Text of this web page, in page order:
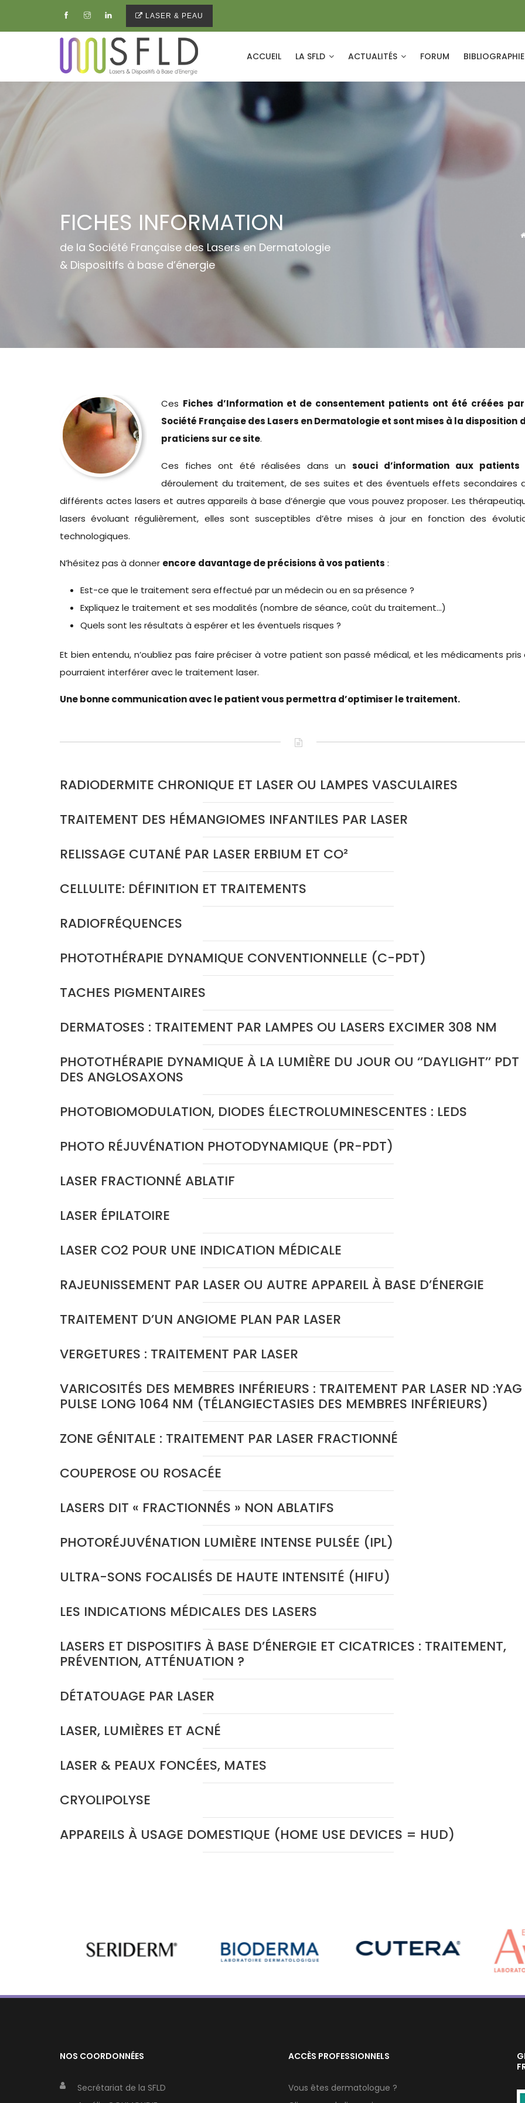
LASER & PEAU
ACCUEIL LA SFLD ACTUALITÉS FORUM
FICHES INFORMATION
de la Société Française des Lasers en Dermatologie
& Dispositifs à base d’énergie
Ces Fiches d’Information et de consentement patients ont été créées
Société Française des Lasers en Dermatologie et sont mises à la disposition
praticiens sur ce site.
Ces fiches ont été réalisées dans unsouci d’information aux patients
déroulement du traitement, de ses suites et des éventuels effets secondaires
différents actes lasers et autres appareils à base d’énergie que vous pouvez proposer. Les
lasers évoluant régulièrement, elles sont susceptibles d’être mises à jour en fonction des
technologiques.
N’hésitez pas à donner encore davantage de précisions à vos patients :
Est-ce que le traitement sera effectué par un médecin ou en sa présence ?
Expliquez le traitement et ses modalités (nombre de séance, coût du traitement…)
Quels sont les résultats à espérer et les éventuels risques ?
Et bien entendu, n’oubliez pas faire préciser à votre patient son passé médical, et les médicaments pris
pourraient interférer avec le traitement laser.
Une bonne communication avec le patient vous permettra d’optimiser le traitement.
RADIODERMITE CHRONIQUE ET LASER OU LAMPES VASCULAIRES
TRAITEMENT DES HÉMANGIOMES INFANTILES PAR LASER
RELISSAGE CUTANÉ PAR LASER ERBIUM ET CO²
CELLULITE: DÉFINITION ET TRAITEMENTS
RADIOFRÉQUENCES
PHOTOTHÉRAPIE DYNAMIQUE CONVENTIONNELLE (C-PDT)
TACHES PIGMENTAIRES
DERMATOSES : TRAITEMENT PAR LAMPES OU LASERS EXCIMER 308 NM
PHOTOTHÉRAPIE DYNAMIQUE À LA LUMIÈRE DU JOUR OU ‘’DAYLIGHT’’ PDT
DES ANGLOSAXONS
PHOTOBIOMODULATION, DIODES ÉLECTROLUMINESCENTES : LEDS
PHOTO RÉJUVÉNATION PHOTODYNAMIQUE (PR-PDT)
LASER FRACTIONNÉ ABLATIF
LASER ÉPILATOIRE
LASER CO2 POUR UNE INDICATION MÉDICALE
RAJEUNISSEMENT PAR LASER OU AUTRE APPAREIL À BASE D’ÉNERGIE
TRAITEMENT D’UN ANGIOME PLAN PAR LASER
VERGETURES : TRAITEMENT PAR LASER
VARICOSITÉS DES MEMBRES INFÉRIEURS : TRAITEMENT PAR LASER ND :YAG
PULSE LONG 1064 NM (TÉLANGIECTASIES DES MEMBRES INFÉRIEURS)
ZONE GÉNITALE : TRAITEMENT PAR LASER FRACTIONNÉ
COUPEROSE OU ROSACÉE
LASERS DIT « FRACTIONNÉS » NON ABLATIFS
PHOTORÉJUVÉNATION LUMIÈRE INTENSE PULSÉE (IPL)
ULTRA-SONS FOCALISÉS DE HAUTE INTENSITÉ (HIFU)
LES INDICATIONS MÉDICALES DES LASERS
LASERS ET DISPOSITIFS À BASE D’ÉNERGIE ET CICATRICES : TRAITEMENT,
PRÉVENTION, ATTÉNUATION ?
DÉTATOUAGE PAR LASER
LASER, LUMIÈRES ET ACNÉ
LASER & PEAUX FONCÉES, MATES
CRYOLIPOLYSE
APPAREILS À USAGE DOMESTIQUE (HOME USE DEVICES = HUD)
NOS COORDONNÉES
Secrétariat de la SFLD
ACCÈS PROFESSIONNELS
Vous êtes dermatologue ?